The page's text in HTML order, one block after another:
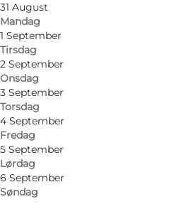
31 August
Mandag
1 September
Tirsdag
2 September
Onsdag
3 September
Torsdag
4 September
Fredag
5 September
Lørdag
6 September
Søndag